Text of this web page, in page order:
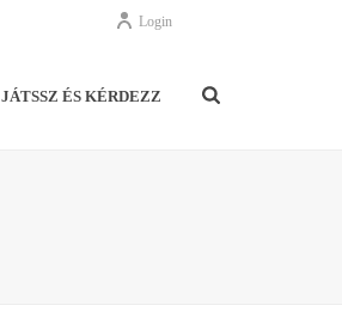
Login
JÁTSSZ ÉS KÉRDEZZ